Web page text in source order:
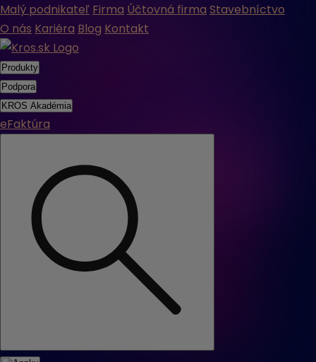
Malý podnikateľ Firma Účtovná firma Stavebníctvo
O nás Kariéra Blog Kontakt
Produkty
Podpora
KROS Akadémia
eFaktúra